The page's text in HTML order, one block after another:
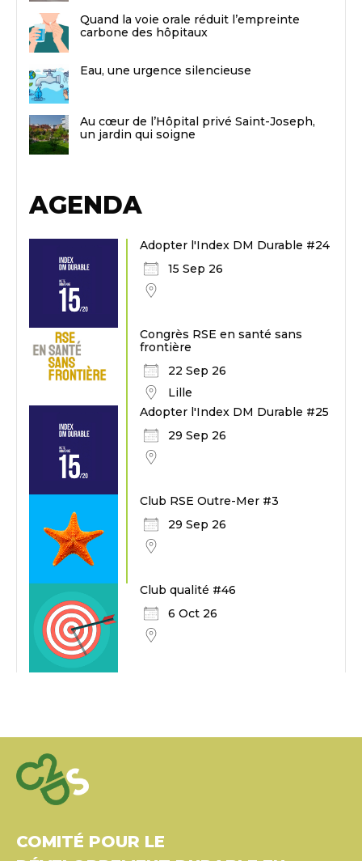
Quand la voie orale réduit l’empreinte
carbone des hôpitaux
Eau, une urgence silencieuse
Au cœur de l’Hôpital privé Saint-Joseph,
un jardin qui soigne
AGENDA
Adopter l'Index DM Durable #24
15 Sep 26
Congrès RSE en santé sans
frontière
22 Sep 26
Lille
Adopter l'Index DM Durable #25
29 Sep 26
Club RSE Outre-Mer #3
29 Sep 26
Club qualité #46
6 Oct 26
COMITÉ POUR LE